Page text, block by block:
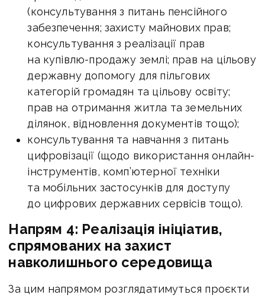
(консультування з питань пенсійного
забезпечення; захисту майнових прав;
консультування з реалізації прав
на купівлю-продажу землі; прав на цільову
державну допомогу для пільгових
категорій громадян та цільову освіту;
прав на отримання житла та земельних
ділянок, відновлення документів тощо);
консультування та навчання з питань
цифровізації (щодо використання онлайн-
інструментів, комп’ютерної техніки
та мобільних застосунків для доступу
до цифрових державних сервісів тощо).
Напрям 4: Реалізація ініціатив,
спрямованих на захист
навколишнього середовища
За цим напрямом розглядатимуться проєкти